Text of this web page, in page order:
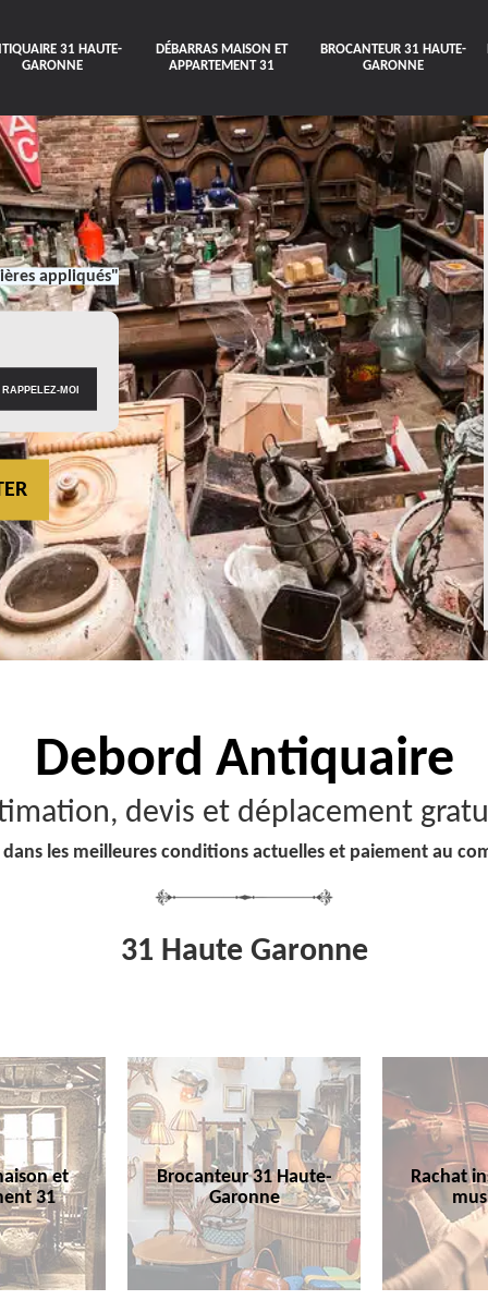
31 HAUTE-
GARONNE
DÉBARRAS MAISON ET
APPARTEMENT 31
BROCANTEUR 31 HAUTE-
GARONNE
appliqués"
Debord Antiquaire
devis et déplacement
les meilleures conditions actuelles et paiement au
31 Haute Garonne
et
31
Brocanteur 31 Haute-
Garonne
Rachat